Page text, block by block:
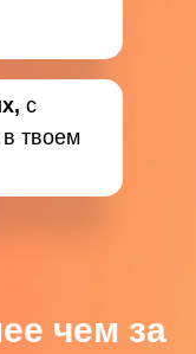
с
твоем
чем за